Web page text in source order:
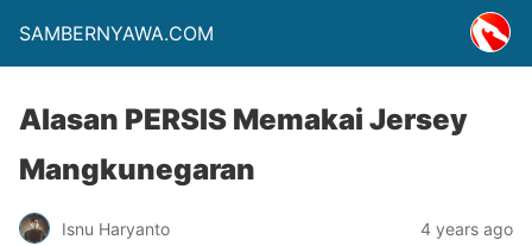
SAMBERNYAWA.COM
Alasan PERSIS Memakai Jersey
Mangkunegaran
Isnu Haryanto 4 years ago